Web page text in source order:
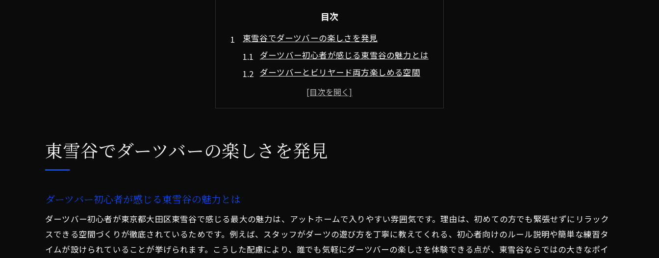
目次
東雪谷でダーツバーの楽しさを発見
ダーツバー初心者が感じる東雪谷の魅力とは
ダーツバーとビリヤード両方楽しめる空間
居心地よいダーツバーを選ぶコツを解説
ダーツバーならではの交流が生まれる理由
蒲田周辺も含めたダーツバーの探し方
初心者も安心のダーツバー体験術
ダーツバーで気軽に声をかけるコツ紹介
ダーツバー初心者にもおすすめのサービス
東雪谷でダーツバーの楽しさを発見
ダーツバー初心者が感じる東雪谷の魅力とは
ダーツバー初心者が東京都大田区東雪谷で感じる最大の魅力は、アットホームで入りやすい雰囲気です。理由は、初めての方でも緊張せずにリラック
スできる空間づくりが徹底されているためです。例えば、スタッフがダーツの遊び方を丁寧に教えてくれる、初心者向けのルール説明や簡単な練習タ
イムが設けられていることが挙げられます。こうした配慮により、誰でも気軽にダーツバーの楽しさを体験できる点が、東雪谷ならではの大きなポイ